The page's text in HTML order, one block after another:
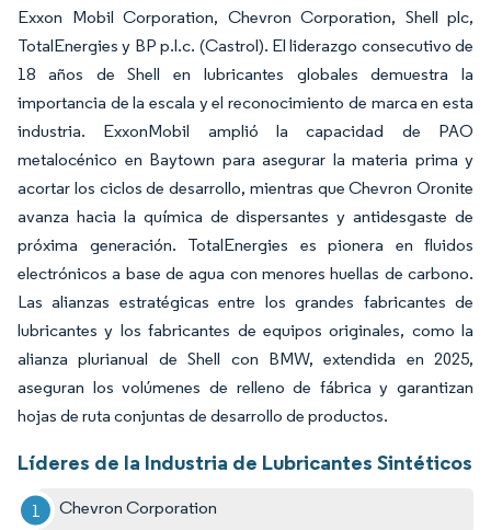
Exxon Mobil Corporation, Chevron Corporation, Shell plc,
TotalEnergies y BP p.l.c. (Castrol). El liderazgo consecutivo de
18 años de Shell en lubricantes globales demuestra la
importancia de la escala y el reconocimiento de marca en esta
industria. ExxonMobil amplió la capacidad de PAO
metalocénico en Baytown para asegurar la materia prima y
acortar los ciclos de desarrollo, mientras que Chevron Oronite
avanza hacia la química de dispersantes y antidesgaste de
próxima generación. TotalEnergies es pionera en fluidos
electrónicos a base de agua con menores huellas de carbono.
Las alianzas estratégicas entre los grandes fabricantes de
lubricantes y los fabricantes de equipos originales, como la
alianza plurianual de Shell con BMW, extendida en 2025,
aseguran los volúmenes de relleno de fábrica y garantizan
hojas de ruta conjuntas de desarrollo de productos.
Líderes de la Industria de Lubricantes Sintéticos
Chevron Corporation